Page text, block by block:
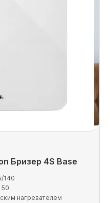
Бризер 4S Base
140
нагревателем